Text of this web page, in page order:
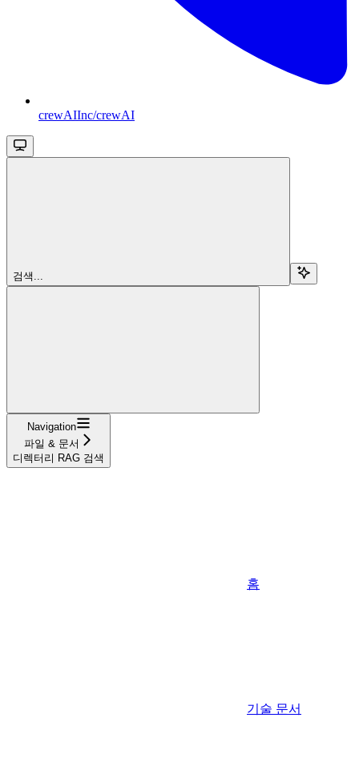
crewAIInc/crewAI
검색...
Navigation
파일 & 문서
디렉터리 RAG 검색
홈
기술 문서